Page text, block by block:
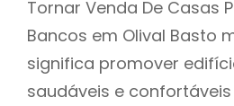
Tornar Venda De Casas
Bancos em Olival Basto
significa promover
saudáveis e